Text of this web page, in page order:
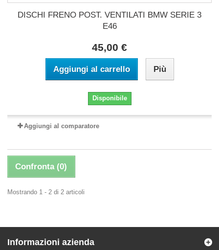
DISCHI FRENO POST. VENTILATI BMW SERIE 3
E46
45,00 €
Aggiungi al carrello Più
Disponibile
Aggiungi al comparatore
Confronta (0)
Mostrando 1 - 2 di 2 articoli
Informazioni azienda